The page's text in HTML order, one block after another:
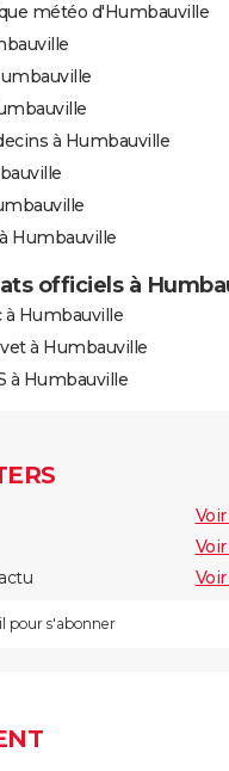
météo d'Humbauville
à Humbauville
Humbauville
officiels à
à Humbauville
à Humbauville
à Humbauville